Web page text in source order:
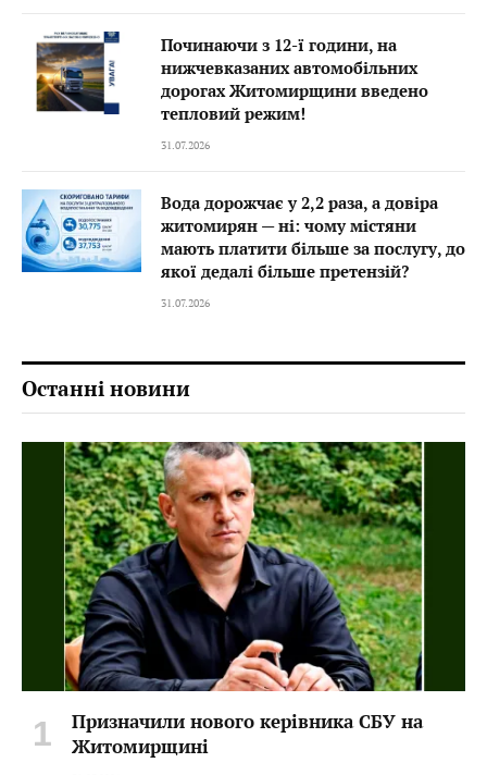
Починаючи з 12-ї години, на
нижчевказаних автомобільних
дорогах Житомирщини введено
тепловий режим!
31.07.2026
Вода дорожчає у 2,2 раза, а довіра
житомирян — ні: чому містяни
мають платити більше за послугу, до
якої дедалі більше претензій?
31.07.2026
Останні новини
Призначили нового керівника СБУ на
Житомирщині